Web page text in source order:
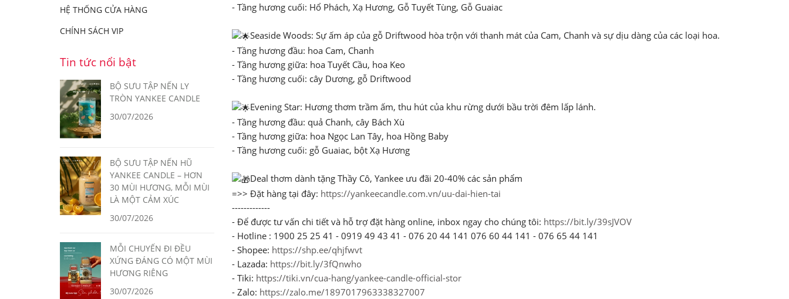
- Tầng hương cuối: Hổ Phách, Xạ Hương, Gỗ Tuyết Tùng, Gỗ Guaiac
Seaside Woods: Sự ấm áp của gỗ Driftwood hòa trộn với thanh mát của Cam, Chanh và sự dịu dàng của các loại hoa.
- Tầng hương đầu: hoa Cam, Chanh
- Tầng hương giữa: hoa Tuyết Cầu, hoa Keo
- Tầng hương cuối: cây Dương, gỗ Driftwood
Evening Star: Hương thơm trầm ấm, thu hút của khu rừng dưới bầu trời đêm lấp lánh.
- Tầng hương đầu: quả Chanh, cây Bách Xù
- Tầng hương giữa: hoa Ngọc Lan Tây, hoa Hồng Baby
- Tầng hương cuối: gỗ Guaiac, bột Xạ Hương
Deal thơm dành tặng Thầy Cô, Yankee ưu đãi 20-40% các sản phẩm
=>> Đặt hàng tại đây: https://yankeecandle.com.vn/uu-dai-hien-tai
-------------
- Để được tư vấn chi tiết và hỗ trợ đặt hàng online, inbox ngay cho chúng tôi: https://bit.ly/39sJVOV
- Hotline : 1900 25 25 41 - 0919 49 43 41 - 076 20 44 141 076 60 44 141 - 076 65 44 141
- Shopee: https://shp.ee/qhjfwvt
- Lazada: https://bit.ly/3fQnwho
- Tiki: https://tiki.vn/cua-hang/yankee-candle-official-stor
- Zalo: https://zalo.me/1897017963338327007
HỆ THỐNG CỬA HÀNG
CHÍNH SÁCH VIP
Tin tức nổi bật
BỘ SƯU TẬP NẾN LY
TRÒN YANKEE CANDLE
30/07/2026
BỘ SƯU TẬP NẾN HŨ
YANKEE CANDLE – HƠN
30 MÙI HƯƠNG, MỖI MÙI
LÀ MỘT CẢM XÚC
30/07/2026
MỖI CHUYẾN ĐI ĐỀU
XỨNG ĐÁNG CÓ MỘT MÙI
HƯƠNG RIÊNG
30/07/2026